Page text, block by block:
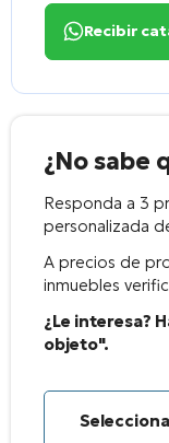
Recibir
¿No sabe
Responda a 3
personalizada
A precios de
inmuebles
¿Le interesa?
objeto".